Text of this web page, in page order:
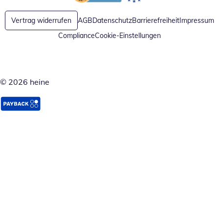
Öffnet in neuem FensterÖffnet in neuem Fenster
Vertrag widerrufen AGBDatenschutzBarrierefreiheitImpressum
ComplianceCookie-Einstellungen
© 2026 heine